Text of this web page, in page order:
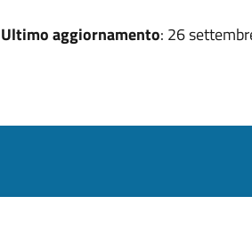
Ultimo aggiornamento: 26